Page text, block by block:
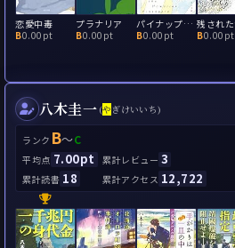
恋愛中毒
B0.00pt
プラナリア
B0.00pt
パイナップルの彼方
B0.00pt
B0.00pt
八木圭一 (や ぎけいいち)
ランク B～C
平均点 7.00pt 累計レビュー 3
累計読書 18 累計アクセス 12,722